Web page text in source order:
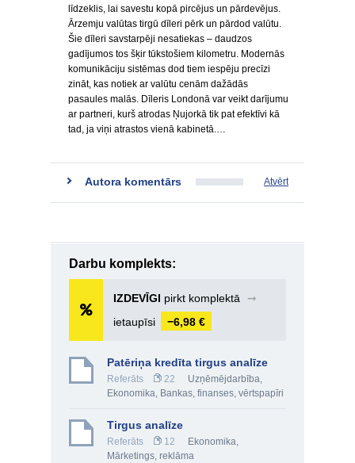
līdzeklis, lai savestu kopā pircējus un pārdevējus.
Ārzemju valūtas tirgū dīleri pērk un pārdod valūtu.
Šie dīleri savstarpēji nesatiekas – daudzos
gadījumos tos šķir tūkstošiem kilometru. Modernās
komunikāciju sistēmas dod tiem iespēju precīzi
zināt, kas notiek ar valūtu cenām dažādās
pasaules malās. Dīleris Londonā var veikt darījumu
ar partneri, kurš atrodas Ņujorkā tik pat efektīvi kā
tad, ja viņi atrastos vienā kabinetā.…
Autora komentārs Atvērt
Darbu komplekts:
IZDEVĪGI pirkt komplektā
➞
ietaupīsi
−6,98 €
Patēriņa kredīta tirgus analīze
Referāts 22 Uzņēmējdarbība,
Ekonomika, Bankas, finanses, vērtspapīri
Tirgus analīze
Referāts 12 Ekonomika,
Mārketings, reklāma